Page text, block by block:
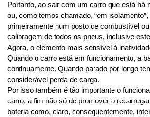
Portanto, ao sair com um carro que está há
ou, como temos chamado, “em
primeiramente num posto de combustível
calibragem de todos os pneus, inclusive
Agora, o elemento mais sensível à
Quando o carro está em funcionamento, a
continuamente. Quando parado por longo
considerável perda de carga.
Por isso também é tão importante o
carro, a fim não só de promover o
bateria como, claro, consequentemente,